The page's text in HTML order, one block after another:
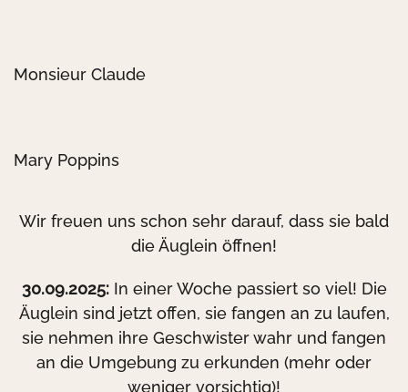
Monsieur Claude
Mary Poppins
Wir freuen uns schon sehr darauf, dass sie bald
die Äuglein öffnen!
30.09.2025:In einer Woche passiert so viel! Die
Äuglein sind jetzt offen, sie fangen an zu laufen,
sie nehmen ihre Geschwister wahr und fangen
an die Umgebung zu erkunden (mehr oder
weniger vorsichtig)!